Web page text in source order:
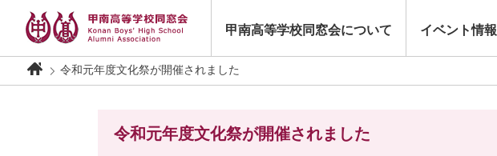
content
甲南高等学校同窓会について イベント情報
令和元年度文化祭が開催されました
令和元年度文化祭が開催されました